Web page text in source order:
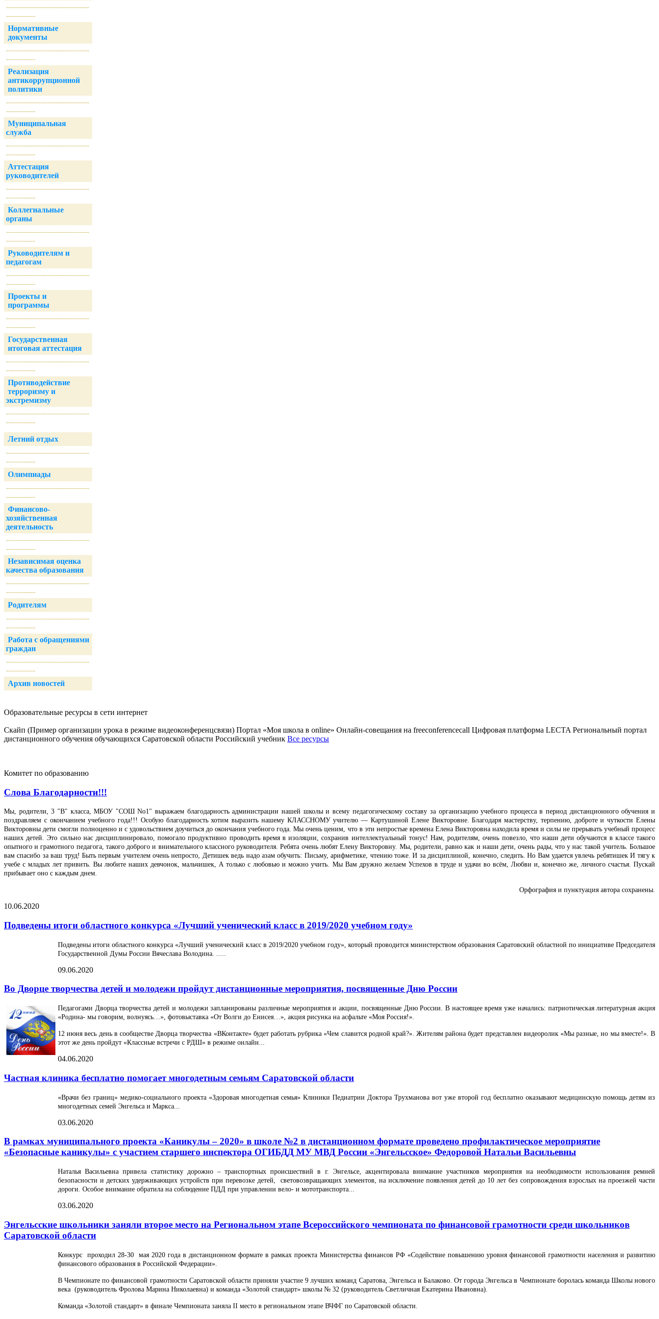
----------------------------------
------------
Нормативные
документы
----------------------------------
------------
Реализация
антикоррупционной
политики
----------------------------------
------------
Муниципальная
служба
----------------------------------
------------
Аттестация
руководителей
----------------------------------
------------
Коллегиальные
органы
----------------------------------
------------
Руководителям и
педагогам
----------------------------------
------------
Проекты и
программы
----------------------------------
------------
Государственная
итоговая аттестация
----------------------------------
------------
Противодействие
терроризму и
экстремизму
----------------------------------
------------
Летний отдых
----------------------------------
------------
Олимпиады
----------------------------------
------------
Финансово-
хозяйственная
деятельность
----------------------------------
------------
Независимая оценка
качества образования
----------------------------------
------------
Родителям
----------------------------------
------------
Работа с обращениями
граждан
----------------------------------
------------
Архив новостей
Образовательные ресурсы в сети интернет
Скайп (Пример организации урока в режиме видеоконференцсвязи) Портал «Моя школа в online» Онлайн-совещания на freeconferencecall Цифровая платформа LECTA Региональный портал
дистанционного обучения обучающихся Саратовской области Российский учебник Все ресурсы
Комитет по образованию
Слова Благодарности!!!
Мы, родители, 3 "В" класса, МБОУ "СОШ No1" выражаем благодарность администрации нашей школы и всему педагогическому составу за организацию учебного процесса в период дистанционного обучения и
поздравляем с окончанием учебного года!!! Особую благодарность хотим выразить нашему КЛАССНОМУ учителю — Картушиной Елене Викторовне. Благодаря мастерству, терпению, доброте и чуткости Елены
Викторовны дети смогли полноценно и с удовольствием доучиться до окончания учебного года. Мы очень ценим, что в эти непростые времена Елена Викторовна находила время и силы не прерывать учебный процесс
наших детей. Это сильно нас дисциплинировало, помогало продуктивно проводить время в изоляции, сохранив интеллектуальный тонус! Нам, родителям, очень повезло, что наши дети обучаются в классе такого
опытного и грамотного педагога, такого доброго и внимательного классного руководителя. Ребята очень любят Елену Викторовну. Мы, родители, равно как и наши дети, очень рады, что у нас такой учитель. Большое
вам спасибо за ваш труд! Быть первым учителем очень непросто, Детишек ведь надо азам обучить: Письму, арифметике, чтению тоже. И за дисциплиной, конечно, следить. Но Вам удается увлечь ребятишек И тягу к
учебе с младых лет привить. Вы любите наших девчонок, мальчишек, А только с любовью и можно учить. Мы Вам дружно желаем Успехов в труде и удачи во всём, Любви и, конечно же, личного счастья. Пускай
прибывает оно с каждым днем.
Орфография и пунктуация автора сохранены.
10.06.2020
Подведены итоги областного конкурса «Лучший ученический класс в 2019/2020 учебном году»
Подведены итоги областного конкурса «Лучший ученический класс в 2019/2020 учебном году», который проводится министерством образования Саратовский областной по инициативе Председателя
Государственной Думы России Вячеслава Володина. .....
09.06.2020
Во Дворце творчества детей и молодежи пройдут дистанционные мероприятия, посвященные Дню России
Педагогами Дворца творчества детей и молодежи запланированы различные мероприятия и акции, посвященные Дню России. В настоящее время уже начались: патриотическая литературная акция
«Родина- мы говорим, волнуясь…», фотовыставка «От Волги до Енисея…», акция рисунка на асфальте «Моя Россия!».
12 июня весь день в сообществе Дворца творчества «ВКонтакте» будет работать рубрика «Чем славится родной край?». Жителям района будет представлен видеоролик «Мы разные, но мы вместе!». В
этот же день пройдут «Классные встречи с РДШ» в режиме онлайн...
04.06.2020
Частная клиника бесплатно помогает многодетным семьям Саратовской области
«Врачи без границ» медико-социального проекта «Здоровая многодетная семья» Клиники Педиатрии Доктора Трухманова вот уже второй год бесплатно оказывают медицинскую помощь детям из
многодетных семей Энгельса и Маркса...
03.06.2020
В рамках муниципального проекта «Каникулы – 2020» в школе №2 в дистанционном формате проведено профилактическое мероприятие
«Безопасные каникулы» с участием старшего инспектора ОГИБДД МУ МВД России «Энгельсское» Федоровой Натальи Васильевны
Наталья Васильевна привела статистику дорожно – транспортных происшествий в г. Энгельсе, акцентировала внимание участников мероприятия на необходимости использования ремней
безопасности и детских удерживающих устройств при перевозке детей, световозвращающих элементов, на исключение появления детей до 10 лет без сопровождения взрослых на проезжей части
дороги. Особое внимание обратила на соблюдение ПДД при управлении вело- и мототранспорта...
03.06.2020
Энгельсские школьники заняли второе место на Региональном этапе Всероссийского чемпионата по финансовой грамотности среди школьников
Саратовской области
Конкурс проходил 28-30 мая 2020 года в дистанционном формате в рамках проекта Министерства финансов РФ «Содействие повышению уровня финансовой грамотности населения и развитию
финансового образования в Российской Федерации».
В Чемпионате по финансовой грамотности Саратовской области приняли участие 9 лучших команд Саратова, Энгельса и Балаково. От города Энгельса в Чемпионате боролась команда Школы нового
века (руководитель Фролова Марина Николаевна) и команда «Золотой стандарт» школы № 32 (руководитель Светличная Екатерина Ивановна).
Команда «Золотой стандарт» в финале Чемпионата заняла II место в региональном этапе ВЧФГ по Саратовской области.